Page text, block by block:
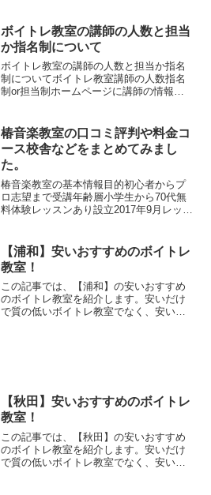
順番【入会金と月額費用】ボイトレ・ボ
ーカルレッスンスクール名...
ボイトレ教室の講師の人数と担当
か指名制について
ボイトレ教室の講師の人数と担当か指名
制についてボイトレ教室講師の人数指名
制or担当制ホームページに講師の情報
【100校舎】毎回指名制✖ブラッシュボイ
ス47人【...
椿音楽教室の口コミ評判や料金コ
ース校舎などをまとめてみまし
た。
椿音楽教室の基本情報目的初心者からプ
ロ志望まで受講年齢層小学生から70代無
料体験レッスンあり設立2017年9月レッス
カル弦楽器：バイオリン・ヴィオラ・チ
ェロ・コントラバ...
【浦和】安いおすすめのボイトレ
教室！
この記事では、【浦和】の安いおすすめ
のボイトレ教室を紹介します。安いだけ
で質の低いボイトレ教室でなく、安いの
【秋田】安いおすすめのボイトレ
教室！
この記事では、【秋田】の安いおすすめ
のボイトレ教室を紹介します。安いだけ
で質の低いボイトレ教室でなく、安いの